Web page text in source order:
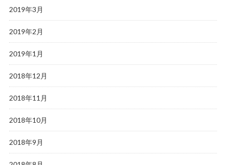
2019年3月
2019年2月
2019年1月
2018年12月
2018年11月
2018年10月
2018年9月